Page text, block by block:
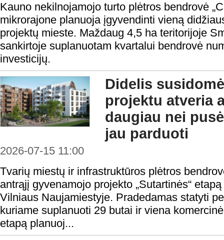
Kauno nekilnojamojo turto plėtros bendrovė
mikrorajone planuoja įgyvendinti vieną
projektų mieste. Maždaug 4,5 ha teritorijoje
sankirtoje suplanuotam kvartalui bendrovė
investicijų.
Didelis
projektu atveria
daugiau nei
jau parduoti
2026-07-15 11:00
Tvarių miestų ir infrastruktūros plėtros
antrąjį gyvenamojo projekto „Sutartinės“
Vilniaus Naujamiestyje. Pradedamas statyti
kuriame suplanuoti 29 butai ir viena
etapą planuoj...